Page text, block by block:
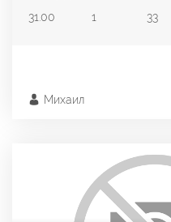
31.00
1
33
Михаил